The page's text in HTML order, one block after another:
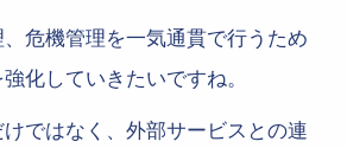
、危機管理を一気通貫で行うため
化していきたいですね。
ではなく、外部サービスとの連